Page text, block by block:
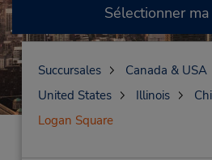
Sélectionner
Succursales
Canada & USA
United States
Illinois
Logan Square